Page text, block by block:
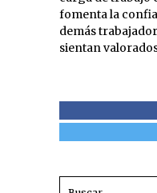
fomenta la
demás
sientan